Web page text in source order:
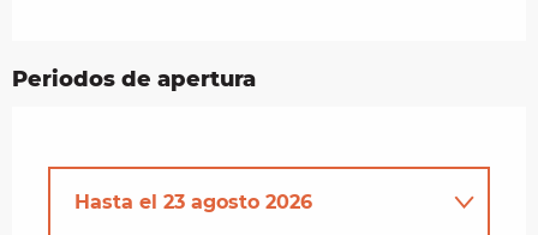
Periodos de apertura
Hasta el 23 agosto 2026